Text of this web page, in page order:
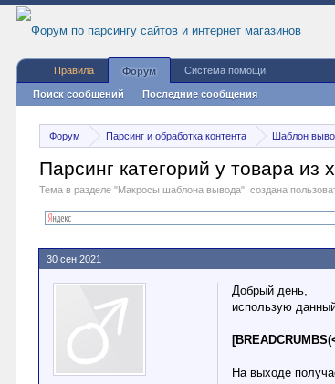
Форум Парсинг и обработка контента Шаблон
Парсинг категорий у товара из
Тема в разделе "Макросы шаблона вывода", создана
Добрый день,
использую
На выходе
30 сен 2021
Правила Форум
Поиск сообщений Последние сообщения
Система помощи